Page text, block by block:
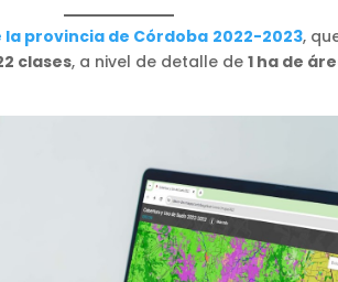
la provincia de Córdoba 2022-2023,
clases, a nivel de detalle de 1 ha de